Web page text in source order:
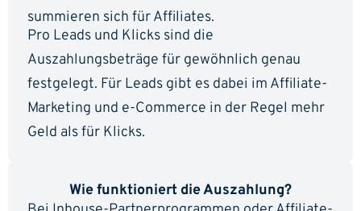
summieren sich für Affiliates.
Pro Leads und Klicks sind die
Auszahlungsbeträge für gewöhnlich genau
festgelegt. Für Leads gibt es dabei im Affiliate-
Marketing und e-Commerce in der Regel mehr
Geld als für Klicks.
Wie funktioniert die Auszahlung?